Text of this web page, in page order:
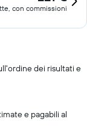
con commissioni
dei risultati e
e pagabili al